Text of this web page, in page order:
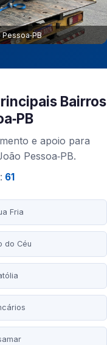
Bairros
e apoio para
Pessoa‑PB.
61
Fria
do Céu